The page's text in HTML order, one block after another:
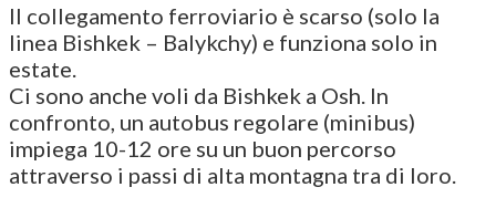
Il collegamento ferroviario è scarso (solo la
linea Bishkek – Balykchy) e funziona solo in
estate.
Ci sono anche voli da Bishkek a Osh. In
confronto, un autobus regolare (minibus)
impiega 10-12 ore su un buon percorso
attraverso i passi di alta montagna tra di loro.